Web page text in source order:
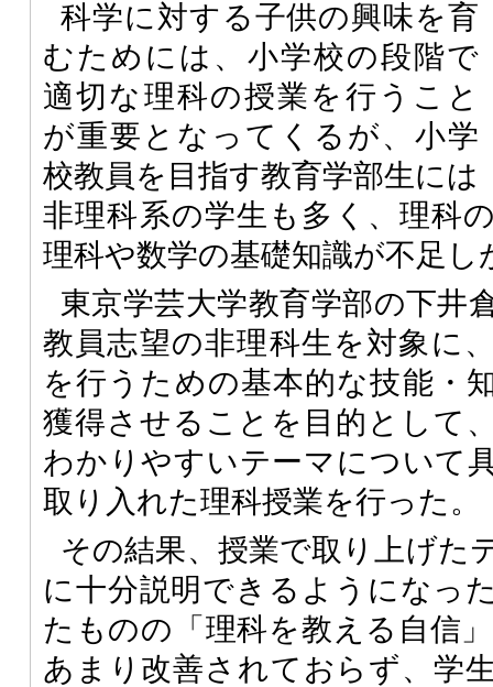
科学に対する子供の興味を育
むためには、小学校の段階で
適切な理科の授業を行うこと
が重要となってくるが、小学
校教員を目指す教育学部生には
非理科系の学生も多く、理科
理科や数学の基礎知識が不足
東京学芸大学教育学部の下井
教員志望の非理科生を対象に
を行うための基本的な技能・
獲得させることを目的として
わかりやすいテーマについて
取り入れた理科授業を行った。
その結果、授業で取り上げた
に十分説明できるようになっ
たものの「理科を教える自信
あまり改善されておらず、学